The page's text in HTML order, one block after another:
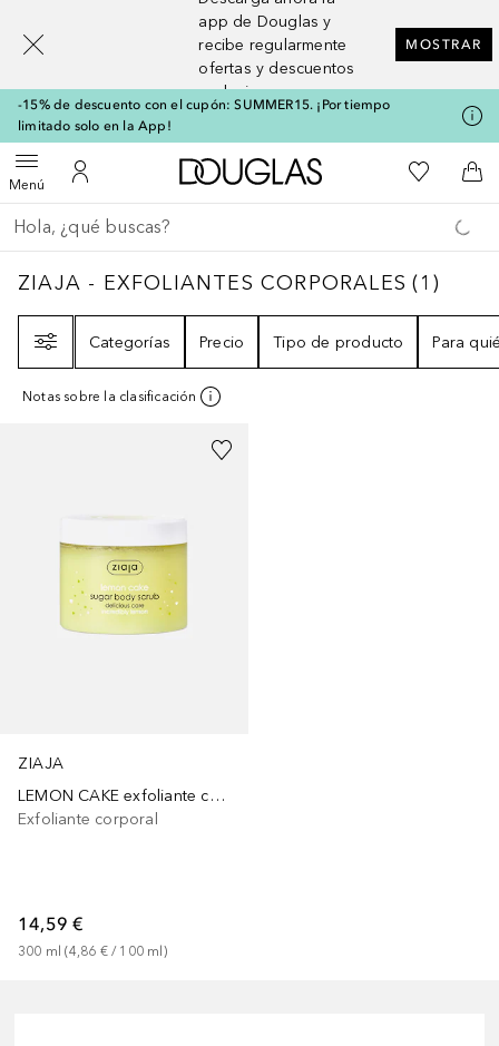
app de Douglas y
recibe regularmente
ofertas y descuentos
exclusivos
MOSTRAR
-15% de descuento con el cupón: SUMMER15. ¡Por tiempo
limitado solo en la App!
MenúAbrir menúMi cuenta
A Douglas HomeMi lista de
A
Regresar
Ejecutar búsqueda
ZIAJA - EXFOLIANTES CORPORALES 1
ZIAJA - EXFOLIANTES CORPORALES (1 )
Categorías
Precio Tipo de producto Para
Notas sobre la clasificación
ZIAJA
LEMON CAKE exfoliante corporal de azúcar
Exfoliante corporal
14,59 €
300 ml (4,86 € / 100 ml )
[navigation.slideout.screenreader]